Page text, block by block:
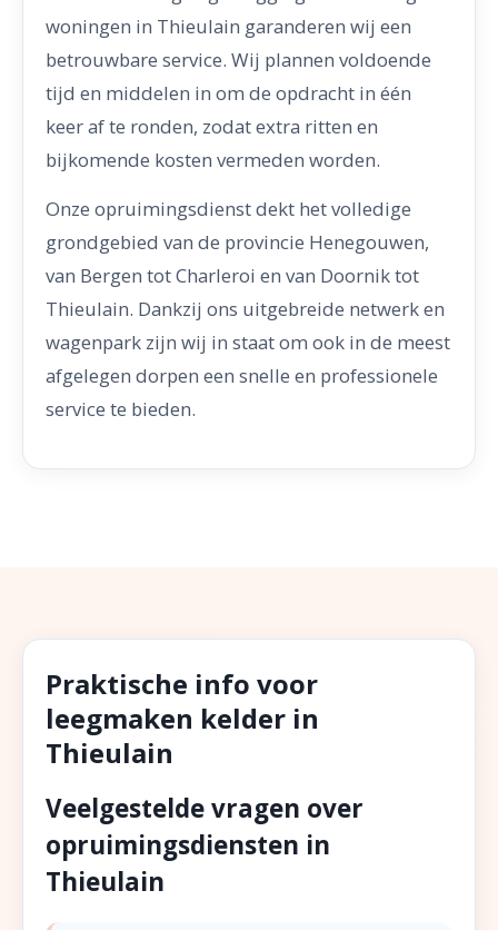
woningen in Thieulain garanderen wij een
betrouwbare service. Wij plannen voldoende
tijd en middelen in om de opdracht in één
keer af te ronden, zodat extra ritten en
bijkomende kosten vermeden worden.
Onze opruimingsdienst dekt het volledige
grondgebied van de provincie Henegouwen,
van Bergen tot Charleroi en van Doornik tot
Thieulain. Dankzij ons uitgebreide netwerk en
wagenpark zijn wij in staat om ook in de meest
afgelegen dorpen een snelle en professionele
service te bieden.
Praktische info voor
leegmaken kelder in
Thieulain
Veelgestelde vragen over
opruimingsdiensten in
Thieulain